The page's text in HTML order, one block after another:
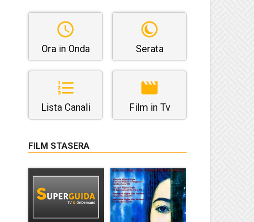
Ora in Onda Serata
Lista Canali Film in Tv
FILM STASERA